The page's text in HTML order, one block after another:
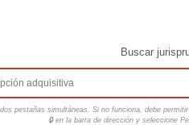
Buscar
pestañas simultáneas. Si no funciona, debe
🔒 en la barra de dirección y seleccione